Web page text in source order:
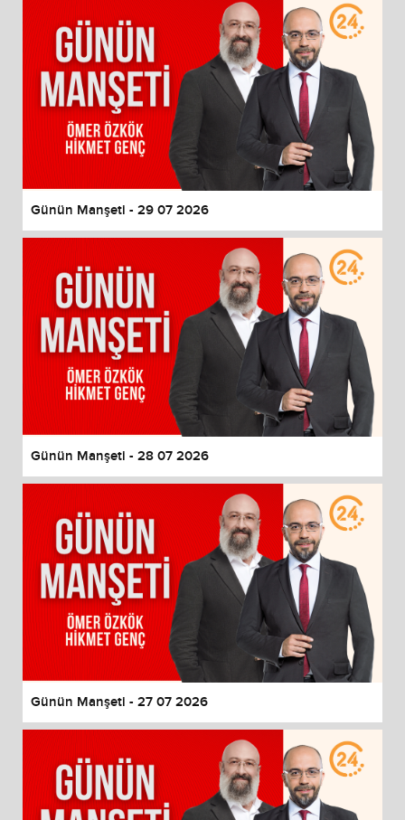
Günün Manşeti - 29 07 2026
Günün Manşeti - 28 07 2026
Günün Manşeti - 27 07 2026